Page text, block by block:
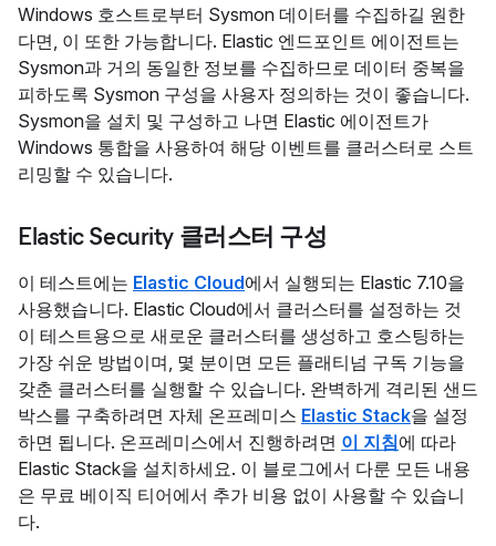
Windows 호스트로부터 Sysmon 데이터를 수집하길 원한
다면, 이 또한 가능합니다. Elastic 엔드포인트 에이전트는
Sysmon과 거의 동일한 정보를 수집하므로 데이터 중복을
피하도록 Sysmon 구성을 사용자 정의하는 것이 좋습니다.
Sysmon을 설치 및 구성하고 나면 Elastic 에이전트가
Windows 통합을 사용하여 해당 이벤트를 클러스터로 스트
리밍할 수 있습니다.
Elastic Security 클러스터 구성
이 테스트에는 Elastic Cloud에서 실행되는 Elastic 7.10을
사용했습니다. Elastic Cloud에서 클러스터를 설정하는 것
이 테스트용으로 새로운 클러스터를 생성하고 호스팅하는
가장 쉬운 방법이며, 몇 분이면 모든 플래티넘 구독 기능을
갖춘 클러스터를 실행할 수 있습니다. 완벽하게 격리된 샌드
박스를 구축하려면 자체 온프레미스 Elastic Stack을 설정
하면 됩니다. 온프레미스에서 진행하려면 이 지침에 따라
Elastic Stack을 설치하세요. 이 블로그에서 다룬 모든 내용
은 무료 베이직 티어에서 추가 비용 없이 사용할 수 있습니
다.